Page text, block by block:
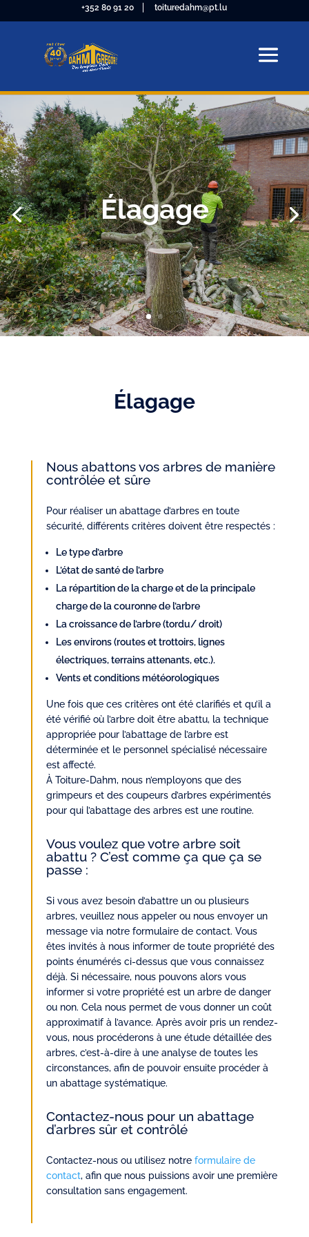
+352 80 91 20 toituredahm@pt.lu
Élagage
Élagage
Nous abattons vos arbres de manière
contrôlée et sûre
Pour réaliser un abattage d’arbres en toute
sécurité, différents critères doivent être respectés :
Le type d’arbre
L’état de santé de l’arbre
La répartition de la charge et de la principale
charge de la couronne de l’arbre
La croissance de l’arbre (tordu/ droit)
Les environs (routes et trottoirs, lignes
électriques, terrains attenants, etc.).
Vents et conditions météorologiques
Une fois que ces critères ont été clarifiés et qu’il a
été vérifié où l’arbre doit être abattu, la technique
appropriée pour l’abattage de l’arbre est
déterminée et le personnel spécialisé nécessaire
est affecté.
À Toiture-Dahm, nous n’employons que des
grimpeurs et des coupeurs d’arbres expérimentés
pour qui l’abattage des arbres est une routine.
Vous voulez que votre arbre soit
abattu ? C’est comme ça que ça se
passe :
Si vous avez besoin d’abattre un ou plusieurs
arbres, veuillez nous appeler ou nous envoyer un
message via notre formulaire de contact. Vous
êtes invités à nous informer de toute propriété des
points énumérés ci-dessus que vous connaissez
déjà. Si nécessaire, nous pouvons alors vous
informer si votre propriété est un arbre de danger
ou non. Cela nous permet de vous donner un coût
approximatif à l’avance. Après avoir pris un rendez-
vous, nous procéderons à une étude détaillée des
arbres, c’est-à-dire à une analyse de toutes les
circonstances, afin de pouvoir ensuite procéder à
un abattage systématique.
Contactez-nous pour un abattage
d’arbres sûr et contrôlé
Contactez-nous ou utilisez notre formulaire de
contact, afin que nous puissions avoir une première
consultation sans engagement.